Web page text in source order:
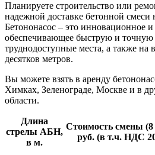
Планируете строительство или
надежной доставке бетонной смеси
Бетононасос – это инновационное
обеспечивающее быструю и точную
труднодоступные места, а также на
десятков метров.
Вы можете взять в аренду
Химках, Зеленограде, Москве и в
области.
Длина
стрелы АБН,
в м.
Стоимость смены
руб. (в т.ч. НДС